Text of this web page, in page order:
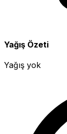
Yağış Özeti
Yağış yok